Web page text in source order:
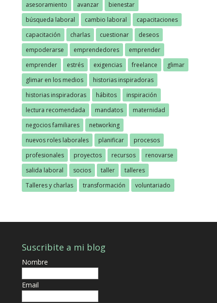
asesoramiento
avanzar
bienestar
búsqueda laboral
cambio laboral
capacitaciones
capacitación
charlas cuestionar
deseos
empoderarse
emprendedores
emprender
emprender
estrés exigencias freelance
glimar
glimar en los medios
historias inspiradoras
historias inspiradoras
hábitos
inspiración
lectura recomendada
mandatos
maternidad
negocios familiares
networking
nuevos roles laborales
planificar
procesos
profesionales
proyectos recursos
renovarse
salida laboral
socios taller
talleres
Talleres y charlas
transformación voluntariado
Suscribite a mi blog
Nombre
Email